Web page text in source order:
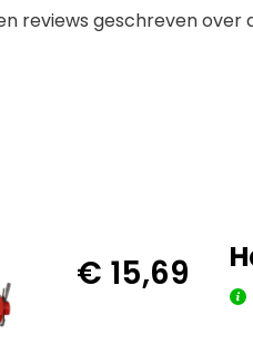
reviews geschreven over
€ 15,69